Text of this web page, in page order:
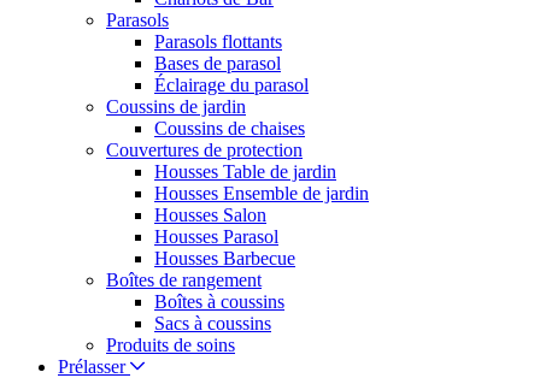
Parasols
Parasols flottants
Bases de parasol
Éclairage du parasol
Coussins de jardin
Coussins de chaises
Couvertures de protection
Housses Table de jardin
Housses Ensemble de jardin
Housses Salon
Housses Parasol
Housses Barbecue
Boîtes de rangement
Boîtes à coussins
Sacs à coussins
Produits de soins
Prélasser